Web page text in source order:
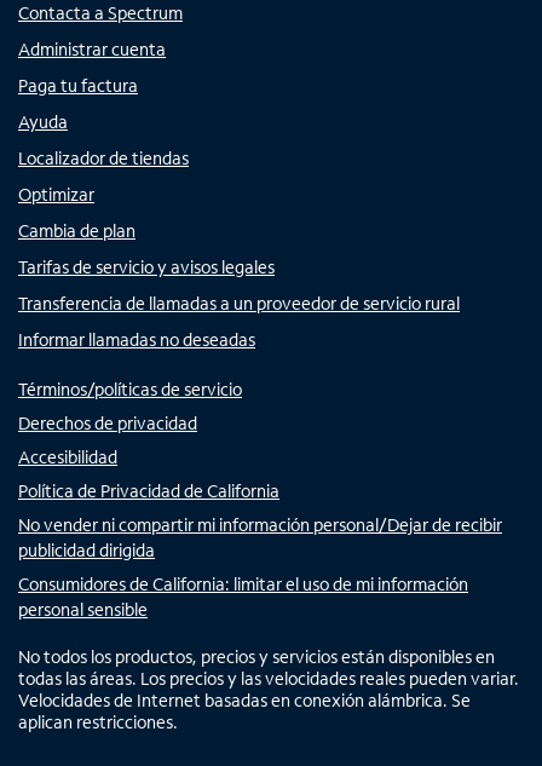
Contacta a Spectrum
Administrar cuenta
Paga tu factura
Ayuda
Localizador de tiendas
Optimizar
Cambia de plan
Tarifas de servicio y avisos legales
Transferencia de llamadas a un proveedor de servicio rural
Informar llamadas no deseadas
Términos/políticas de servicio
Derechos de privacidad
Accesibilidad
Política de Privacidad de California
No vender ni compartir mi información personal/Dejar de recibir
publicidad dirigida
Consumidores de California: limitar el uso de mi información
personal sensible
No todos los productos, precios y servicios están disponibles en
todas las áreas. Los precios y las velocidades reales pueden variar.
Velocidades de Internet basadas en conexión alámbrica. Se
aplican restricciones.